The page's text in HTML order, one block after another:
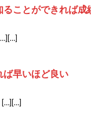
ことができれば
早いほど良い
[…][…]